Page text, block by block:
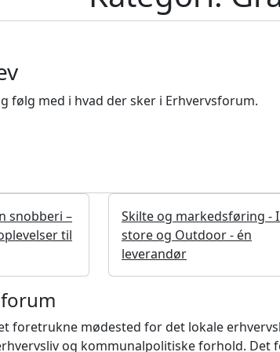
følg med i hvad der sker i Erhvervsforum.
snobberi –
til
Skilte og markedsføring -
store og Outdoor - én
leverandør
foretrukne mødested for det lokale
og kommunalpolitiske forhold. Det